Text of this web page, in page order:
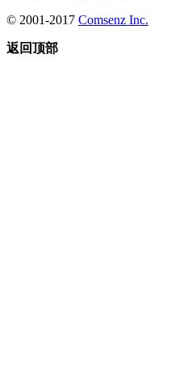
© 2001-2017 Comsenz Inc.
返回顶部